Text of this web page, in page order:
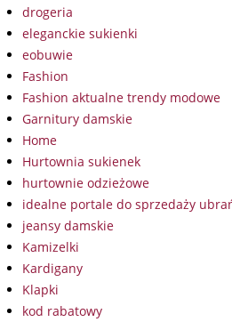
drogeria
eleganckie sukienki
eobuwie
Fashion
Fashion aktualne trendy modowe
Garnitury damskie
Home
Hurtownia sukienek
hurtownie odzieżowe
idealne portale do sprzedaży
jeansy damskie
Kamizelki
Kardigany
Klapki
kod rabatowy